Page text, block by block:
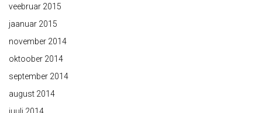
veebruar 2015
jaanuar 2015
november 2014
oktoober 2014
september 2014
august 2014